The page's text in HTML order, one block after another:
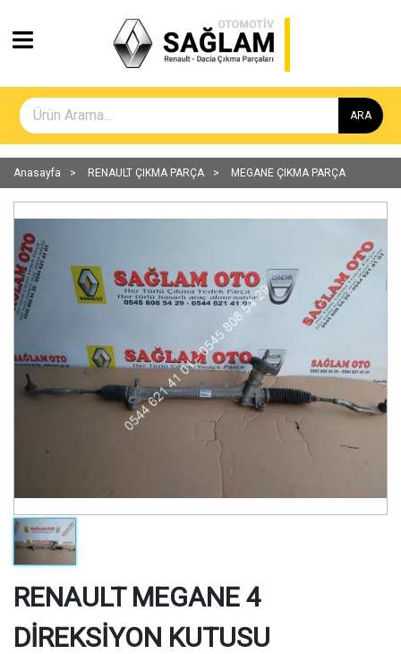
ARA
Anasayfa RENAULT ÇIKMA PARÇA MEGANE ÇIKMA PARÇA
RENAULT MEGANE 4
DİREKSİYON KUTUSU